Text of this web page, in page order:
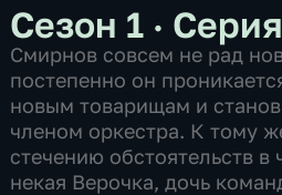
Сезон 1 ·
Смирнов совсем не рад
постепенно он
новым товарищам и
членом оркестра. К тому
стечению обстоятельств в
некая Верочка, дочь